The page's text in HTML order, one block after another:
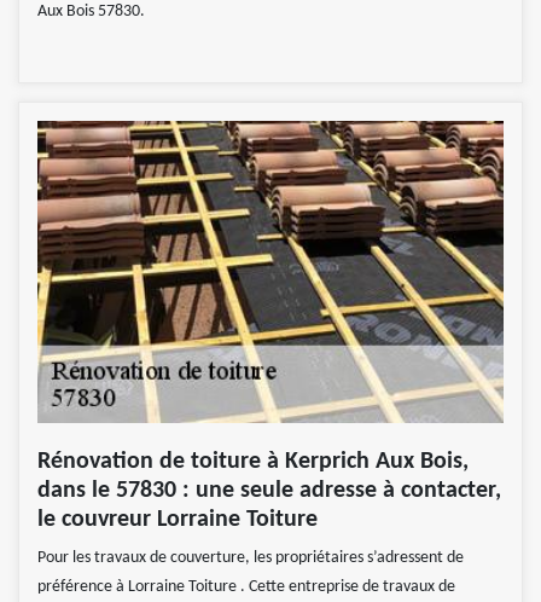
Aux Bois 57830.
Rénovation de toiture à Kerprich Aux Bois,
dans le 57830 : une seule adresse à contacter,
le couvreur Lorraine Toiture
Pour les travaux de couverture, les propriétaires s’adressent de
préférence à Lorraine Toiture . Cette entreprise de travaux de